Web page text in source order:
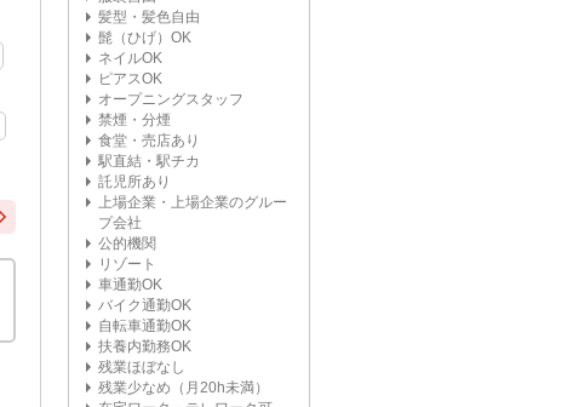
髪型・髪色自由
髭（ひげ）OK
ネイルOK
ピアスOK
オープニングスタッフ
禁煙・分煙
食堂・売店あり
駅直結・駅チカ
託児所あり
上場企業・上場企業のグルー
プ会社
公的機関
リゾート
車通勤OK
バイク通勤OK
自転車通勤OK
扶養内勤務OK
残業ほぼなし
残業少なめ（月20h未満）